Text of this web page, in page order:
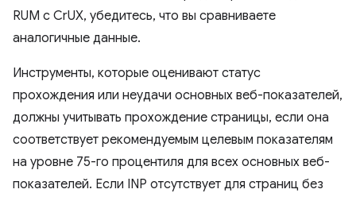
RUM с CrUX, убедитесь, что вы сравниваете
аналогичные данные.
Инструменты, которые оценивают статус
прохождения или неудачи основных веб-показателей,
должны учитывать прохождение страницы, если она
соответствует рекомендуемым целевым показателям
на уровне 75-го процентиля для всех основных веб-
показателей. Если INP отсутствует для страниц без